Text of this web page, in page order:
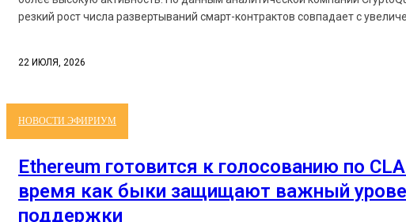
резкий рост числа развертываний смарт-контрактов совпадает с
22 ИЮЛЯ, 2026
НОВОСТИ ЭФИРИУМ
Ethereum готовится к голосованию по
время как быки защищают важный
поддержки